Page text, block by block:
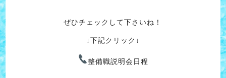
ぜひチェックして下さいね！
↓下記クリック↓
整備職説明会日程